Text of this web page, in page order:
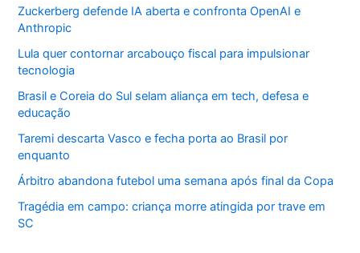
Zuckerberg defende IA aberta e confronta OpenAI e
Anthropic
Lula quer contornar arcabouço fiscal para impulsionar
tecnologia
Brasil e Coreia do Sul selam aliança em tech, defesa e
educação
Taremi descarta Vasco e fecha porta ao Brasil por
enquanto
Árbitro abandona futebol uma semana após final da Copa
Tragédia em campo: criança morre atingida por trave em
SC